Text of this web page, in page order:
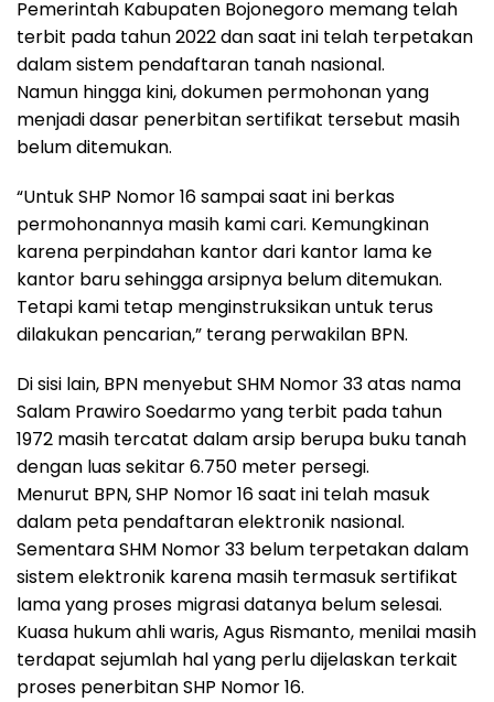
Pemerintah Kabupaten Bojonegoro memang telah
terbit pada tahun 2022 dan saat ini telah terpetakan
dalam sistem pendaftaran tanah nasional.
Namun hingga kini, dokumen permohonan yang
menjadi dasar penerbitan sertifikat tersebut masih
belum ditemukan.
“Untuk SHP Nomor 16 sampai saat ini berkas
permohonannya masih kami cari. Kemungkinan
karena perpindahan kantor dari kantor lama ke
kantor baru sehingga arsipnya belum ditemukan.
Tetapi kami tetap menginstruksikan untuk terus
dilakukan pencarian,” terang perwakilan BPN.
Di sisi lain, BPN menyebut SHM Nomor 33 atas nama
Salam Prawiro Soedarmo yang terbit pada tahun
1972 masih tercatat dalam arsip berupa buku tanah
dengan luas sekitar 6.750 meter persegi.
Menurut BPN, SHP Nomor 16 saat ini telah masuk
dalam peta pendaftaran elektronik nasional.
Sementara SHM Nomor 33 belum terpetakan dalam
sistem elektronik karena masih termasuk sertifikat
lama yang proses migrasi datanya belum selesai.
Kuasa hukum ahli waris, Agus Rismanto, menilai masih
terdapat sejumlah hal yang perlu dijelaskan terkait
proses penerbitan SHP Nomor 16.